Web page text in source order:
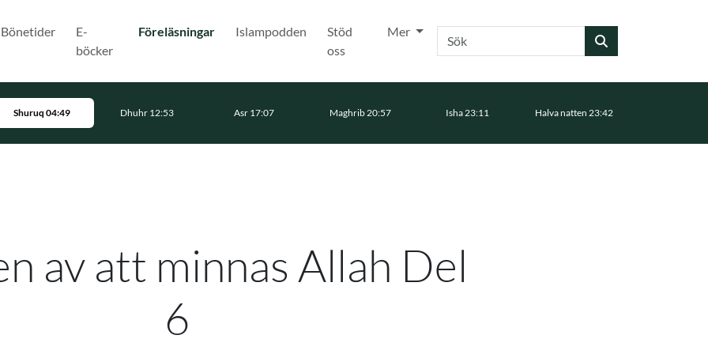
Bönetider
E-
böcker
Föreläsningar(Nuvarande)
Islampodden
Stöd
oss
Mer Sök
Shuruq 04:49 Dhuhr 12:53 Asr 17:07 Maghrib 20:57 Isha 23:11 Halva natten 23:42
av att minnas Allah Del
6